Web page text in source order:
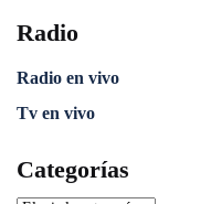
Radio
Radio en vivo
Tv en vivo
Categorías